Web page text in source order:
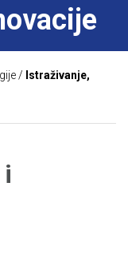
/ Istraživanje,